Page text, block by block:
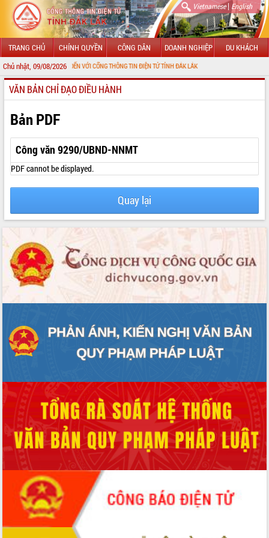
Vietnamese| English
TRANG CHỦ CHÍNH QUYỀN CÔNG DÂN DOANH NGHIỆP DU KHÁCH
Chủ nhật, 09/08/2026
CHÀO MỪNG ĐẾN VỚI CỔNG THÔNG TIN ĐIỆN TỬ TỈNH ĐẮK LẮK
GIỚI THIỆU
LÃNH ĐẠO UBND TỈNH
TIN TỨC SỰ KIỆN
SỞ, BAN, NGÀNH
UBND CÁC XÃ, PHƯỜNG
THÔNG TIN CHỈ ĐẠO ĐIỀU HÀNH
VĂN BẢN HĐND TỈNH
ĐIỂM TIN VĂN BẢN
VĂN BẢN CHỈ ĐẠO ĐIỀU HÀNH
Bản PDF
Công văn 9290/UBND-NNMT
PDF cannot be displayed.
Quay lại